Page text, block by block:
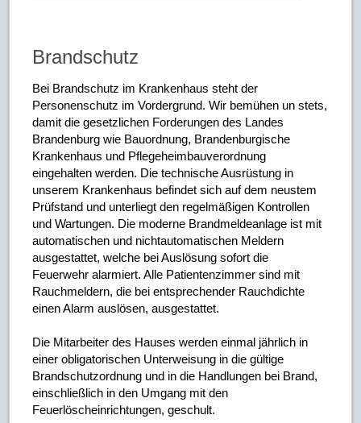
Brandschutz
Bei Brandschutz im Krankenhaus steht der
Personenschutz im Vordergrund. Wir bemühen un stets,
damit die gesetzlichen Forderungen des Landes
Brandenburg wie Bauordnung, Brandenburgische
Krankenhaus und Pflegeheimbauverordnung
eingehalten werden. Die technische Ausrüstung in
unserem Krankenhaus befindet sich auf dem neustem
Prüfstand und unterliegt den regelmäßigen Kontrollen
und Wartungen. Die moderne Brandmeldeanlage ist mit
automatischen und nichtautomatischen Meldern
ausgestattet, welche bei Auslösung sofort die
Feuerwehr alarmiert. Alle Patientenzimmer sind mit
Rauchmeldern, die bei entsprechender Rauchdichte
einen Alarm auslösen, ausgestattet.
Die Mitarbeiter des Hauses werden einmal jährlich in
einer obligatorischen Unterweisung in die gültige
Brandschutzordnung und in die Handlungen bei Brand,
einschließlich in den Umgang mit den
Feuerlöscheinrichtungen, geschult.